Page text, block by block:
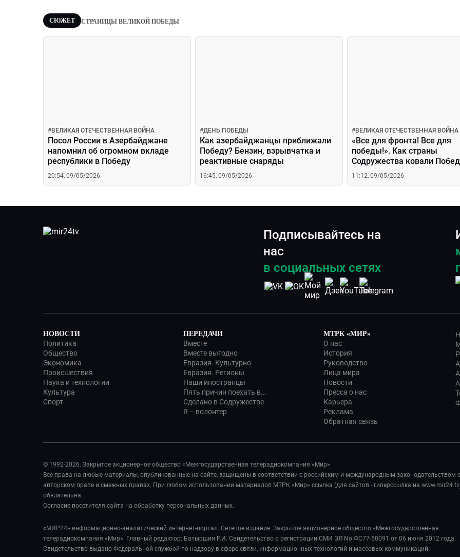
СЮЖЕТ СТРАНИЦЫ ВЕЛИКОЙ ПОБЕДЫ
#ВЕЛИКАЯ ОТЕЧЕСТВЕННАЯ ВОЙНА
Посол России в Азербайджане
напомнил об огромном вкладе
республики в Победу
20:54, 09/05/2026
#ДЕНЬ ПОБЕДЫ
Как азербайджанцы приближали
Победу? Бензин, взрывчатка и
реактивные снаряды
16:45, 09/05/2026
#ВЕЛИКАЯ ОТЕЧЕСТВЕННАЯ ВОЙНА
«Все для фронта! Все для
победы!». Как страны
Содружества ковали
тылу?
11:12, 09/05/2026
Подписывайтесь на
нас
в социальных сетях
НОВОСТИ
Политика
Общество
Экономика
Происшествия
Наука и технологии
Культура
Спорт
ПЕРЕДАЧИ
Вместе
Вместе выгодно
Евразия. Культурно
Евразия. Регионы
Наши иностранцы
Пять причин поехать в...
Сделано в Содружестве
Я – волонтер
МТРК «МИР»
О нас
История
Руководство
Лица мира
Новости
Пресса о нас
Карьера
Реклама
Обратная связь
© 1992-2026. Закрытое акционерное общество «Межгосударственная телерадиокомпания «Мир»
Все права на любые материалы, опубликованные на сайте, защищены в соответствии с российским и международным законодательством
авторском праве и смежных правах. При любом использовании материалов МТРК «Мир» ссылка (для сайтов - гиперссылка на
обязательна.
Согласие посетителя сайта на обработку персональных данных.
«МИР24» информационно-аналитический интернет-портал. Сетевое издание. Закрытое акционерное общество «Межгосударственная
телерадиокомпания «Мир». Главный редактор: Батыршин Р.И. Свидетельство о регистрации СМИ ЭЛ No ФС77-50091 от 06 июня 2012 года.
Свидетельство выдано Федеральной службой по надзору в сфере связи, информационных технологий и массовых коммуникаций.